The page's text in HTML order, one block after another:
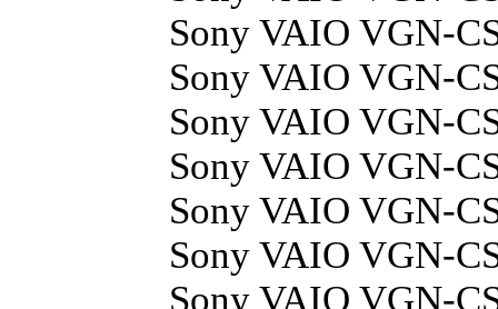
Sony VAIO VGN-
Sony VAIO VGN-
Sony VAIO VGN-
Sony VAIO VGN-
Sony VAIO VGN-
Sony VAIO VGN-
Sony VAIO VGN-